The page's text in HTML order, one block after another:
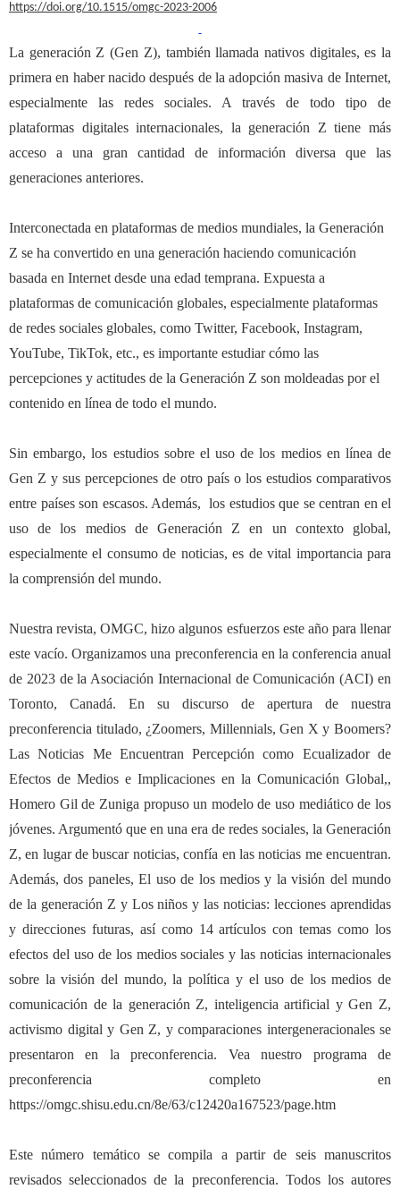
https://doi.org/10.1515/omgc-2023-2006
La generación Z (Gen Z), también llamada nativos digitales, es la
primera en haber nacido después de la adopción masiva de Internet,
especialmente las redes sociales. A través de todo tipo de
plataformas digitales internacionales, la generación Z tiene más
acceso a una gran cantidad de información diversa que las
generaciones anteriores.
Interconectada en plataformas de medios mundiales, la Generación
Z se ha convertido en una generación haciendo comunicación
basada en Internet desde una edad temprana. Expuesta a
plataformas de comunicación globales, especialmente plataformas
de redes sociales globales, como Twitter, Facebook, Instagram,
YouTube, TikTok, etc., es importante estudiar cómo las
percepciones y actitudes de la Generación Z son moldeadas por el
contenido en línea de todo el mundo.
Sin embargo, los estudios sobre el uso de los medios en línea de
Gen Z y sus percepciones de otro país o los estudios comparativos
entre países son escasos. Además, los estudios que se centran en el
uso de los medios de Generación Z en un contexto global,
especialmente el consumo de noticias, es de vital importancia para
la comprensión del mundo.
Nuestra revista, OMGC, hizo algunos esfuerzos este año para llenar
este vacío. Organizamos una preconferencia en la conferencia anual
de 2023 de la Asociación Internacional de Comunicación (ACI) en
Toronto, Canadá. En su discurso de apertura de nuestra
preconferencia titulado, ¿Zoomers, Millennials, Gen X y Boomers?
Las Noticias Me Encuentran Percepción como Ecualizador de
Efectos de Medios e Implicaciones en la Comunicación Global,,
Homero Gil de Zuniga propuso un modelo de uso mediático de los
jóvenes. Argumentó que en una era de redes sociales, la Generación
Z, en lugar de buscar noticias, confía en las noticias me encuentran.
Además, dos paneles, El uso de los medios y la visión del mundo
de la generación Z y Los niños y las noticias: lecciones aprendidas
y direcciones futuras, asícomo 14 artículos con temas como los
efectos del uso de los medios sociales y las noticias internacionales
sobre la visión del mundo, la política y el uso de los medios de
comunicación de la generación Z, inteligencia artificial y Gen Z,
activismo digital y Gen Z, y comparaciones intergeneracionales se
presentaron en la preconferencia. Vea nuestro programa de
preconferencia completo en
https://omgc.shisu.edu.cn/8e/63/c12420a167523/page.htm
Este número temático se compila a partir de seis manuscritos
revisados seleccionados de la preconferencia. Todos los autores